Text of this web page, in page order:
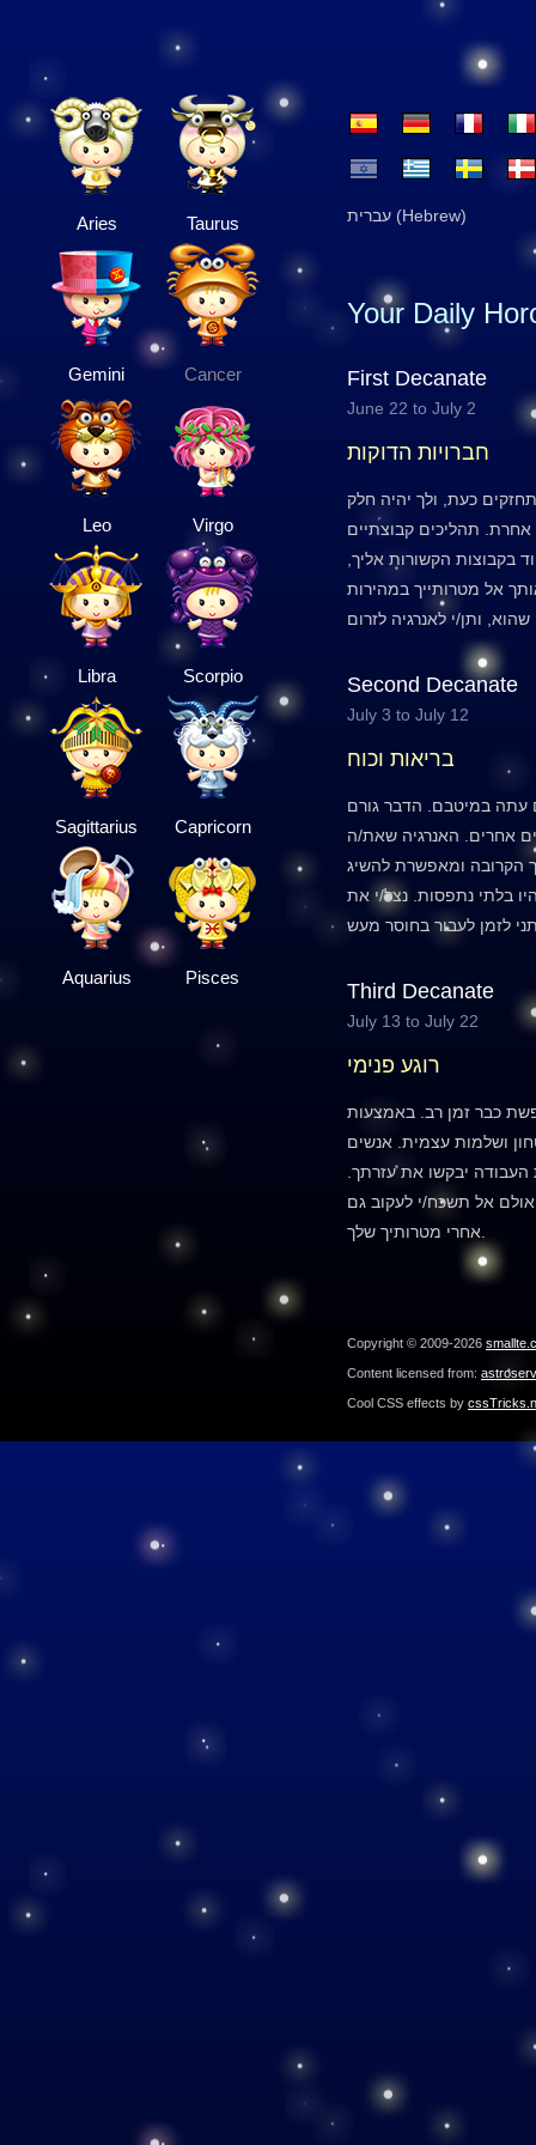
Aries Taurus
Gemini Cancer
Leo Virgo
Libra Scorpio
Sagittarius Capricorn
Aquarius Pisces
עברית (Hebrew)
Your Daily
First Decanate
June 22 to July 2
חברויות הדוקות
כעת, ולך יהיה חלק
אחרת. תהליכים קבוצתיים
בקבוצות הקשורות אליך,
אל מטרותייך במהירות
Second Decanate
July 3 to July 12
בריאות וכוח
עתה במיטבם. הדבר גורם
אחרים. האנרגיה שאת/ה
הקרובה ומאפשרת להשיג
בלתי נתפסות. נצל/י את
Third Decanate
July 13 to July 22
רוגע פנימי
כבר זמן רב. באמצעות
ושלמות עצמית. אנשים
יבקשו את עזרתך.
אולם אל תשכח/י לעקוב גם
Copyright © 2009-2026
Content licensed from:
Cool CSS effects by